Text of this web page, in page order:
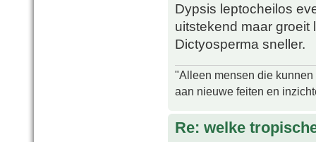
Dypsis leptocheilos
uitstekend maar groeit
Dictyosperma sneller.
"Alleen mensen die
aan nieuwe feiten en
Re: welke